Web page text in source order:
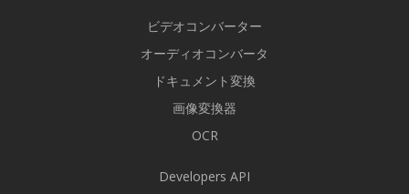
ビデオコンバーター
オーディオコンバータ
ドキュメント変換
画像変換器
OCR
Developers API